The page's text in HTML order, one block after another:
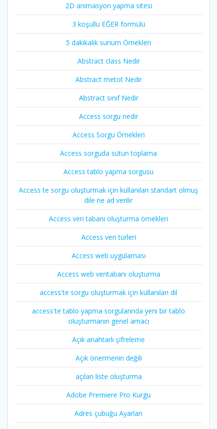
2D animasyon yapma sitesi
3 koşullu EĞER formülü
5 dakikalık sunum Örnekleri
Abstract class Nedir
Abstract metot Nedir
Abstract sınıf Nedir
Access sorgu nedir
Access Sorgu Örnekleri
Access sorguda sütun toplama
Access tablo yapma sorgusu
Access te sorgu oluşturmak için kullanılan standart olmuş
dile ne ad verilir
Access veri tabanı oluşturma örnekleri
Access veri türleri
Access web uygulaması
Access web veritabanı oluşturma
access'te sorgu oluşturmak için kullanılan dil
access'te tablo yapma sorgularında yeni bir tablo
oluşturmanın genel amacı
Açık anahtarlı şifreleme
Açık önermenin değili
açılan liste oluşturma
Adobe Premiere Pro Kurgu
Adres çubuğu Ayarları